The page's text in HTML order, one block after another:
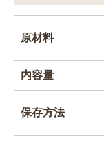
原材料
内容量
保存方法